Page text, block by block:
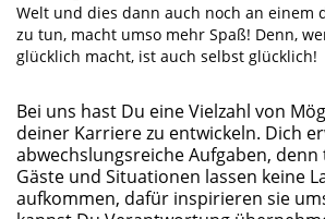
Welt und dies dann auch noch an einem
zu tun, macht umso mehr Spaß! Denn,
glücklich macht, ist auch selbst glücklich!
Bei uns hast Du eine Vielzahl von
deiner Karriere zu entwickeln. Dich
abwechslungsreiche Aufgaben, denn
Gäste und Situationen lassen keine
aufkommen, dafür inspirieren sie